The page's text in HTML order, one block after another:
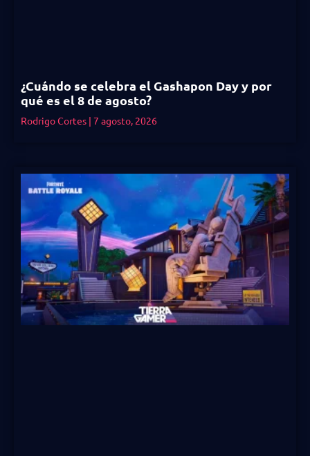
¿Cuándo se celebra el Gashapon Day y por
qué es el 8 de agosto?
Rodrigo Cortes 7 agosto, 2026